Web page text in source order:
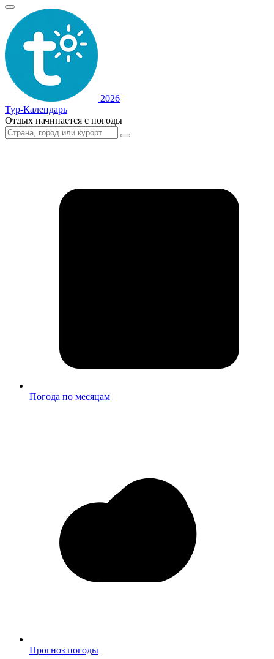
2026
Тур-Календарь
Отдых начинается с погоды
Погода по месяцам
Прогноз погоды